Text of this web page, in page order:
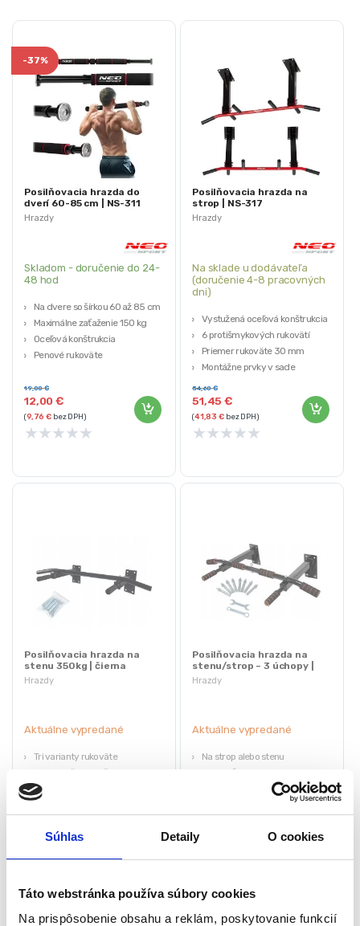
Súhlas Detaily O cookies
Táto webstránka používa súbory cookies
Na prispôsobenie obsahu a reklám, poskytovanie funkcií
Hrazdy
-37%
Posilňovacia hrazda do
dverí 60-85 cm | NS-311
Skladom - doručenie do 24-
48 hod
Na dvere so šírkou 60 až 85 cm
Maximálne zaťaženie 150 kg
Oceľová konštrukcia
Penové rukoväte
12,00€
19,00€
(9,76€ bez DPH)
★★★★★
Hrazdy
Posilňovacia hrazda na
strop | NS-317
Na sklade u dodávateľa
(doručenie 4-8 pracovných
dni)
Vystužená oceľová konštrukcia
6 protišmykových rukovätí
Priemer rukoväte 30 mm
Montážne prvky v sade
51,45€
54,60€
(41,83€bez DPH)
★★★★★
Hrazdy
Posilňovacia hrazda na
stenu 350kg | čierna
Aktuálne vypredané
Tri ​​varianty rukoväte
Silná oceľová konštrukcia
Možnosť montáže na strop
50,40€
★ ★
Hrazdy
Posilňovacia hrazda na
stenu/strop – 3 úchopy |
250kg
Aktuálne vypredané
Na strop alebo stenu
Nosnosť: 250kg
Nehrdzavejúca oceľ
39,90